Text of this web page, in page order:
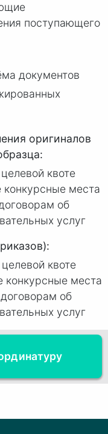
поступающего
документов
оригиналов
квоте
места
об
услуг
квоте
конкурсные места
об
услуг